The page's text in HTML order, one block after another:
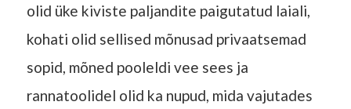
olid üke kiviste paljandite paigutatud laiali,
kohati olid sellised mõnusad privaatsemad
sopid, mõned pooleldi vee sees ja
rannatoolidel olid ka nupud, mida vajutades